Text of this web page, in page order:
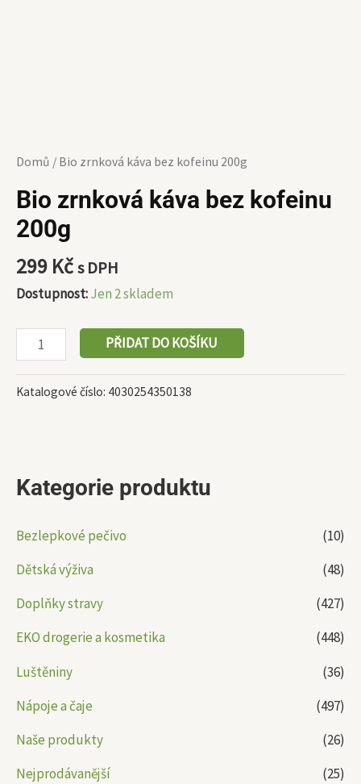
Kategorie produktu
Bezlepkové pečivo
(10)
Dětská výživa
(48)
Doplňky stravy
(427)
EKO drogerie a kosmetika
(448)
Luštěniny
(36)
Nápoje a čaje
(497)
Naše produkty
(26)
Nejprodávanější
(25)
Domů / Bio zrnková káva bez kofeinu 200g
Bio zrnková káva bez kofeinu
200g
299 Kčs DPH
Dostupnost:Jen 2 skladem
PŘIDAT DO KOŠÍKU
Katalogové číslo: 4030254350138